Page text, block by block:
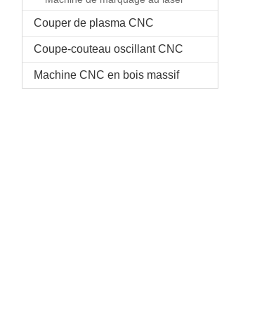
Couper de plasma CNC
Coupe-couteau oscillant CNC
Machine CNC en bois massif